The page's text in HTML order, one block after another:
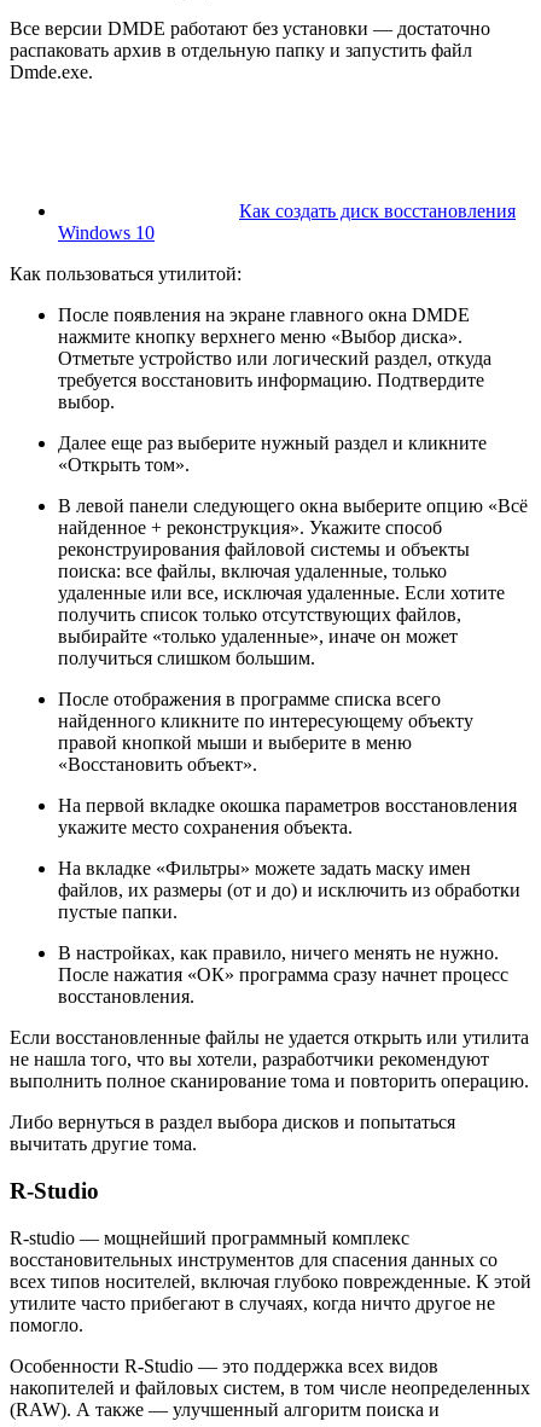
Все версии DMDE работают без установки — достаточно
распаковать архив в отдельную папку и запустить файл
Dmde.exe.
Как создать диск восстановления
Windows 10
Как пользоваться утилитой:
После появления на экране главного окна DMDE
нажмите кнопку верхнего меню «Выбор диска».
Отметьте устройство или логический раздел, откуда
требуется восстановить информацию. Подтвердите
выбор.
Далее еще раз выберите нужный раздел и кликните
«Открыть том».
В левой панели следующего окна выберите опцию «Всё
найденное + реконструкция». Укажите способ
реконструирования файловой системы и объекты
поиска: все файлы, включая удаленные, только
удаленные или все, исключая удаленные. Если хотите
получить список только отсутствующих файлов,
выбирайте «только удаленные», иначе он может
получиться слишком большим.
После отображения в программе списка всего
найденного кликните по интересующему объекту
правой кнопкой мыши и выберите в меню
«Восстановить объект».
На первой вкладке окошка параметров восстановления
укажите место сохранения объекта.
На вкладке «Фильтры» можете задать маску имен
файлов, их размеры (от и до) и исключить из обработки
пустые папки.
В настройках, как правило, ничего менять не нужно.
После нажатия «ОК» программа сразу начнет процесс
восстановления.
Если восстановленные файлы не удается открыть или утилита
не нашла того, что вы хотели, разработчики рекомендуют
выполнить полное сканирование тома и повторить операцию.
Либо вернуться в раздел выбора дисков и попытаться
вычитать другие тома.
R-Studio
R-studio — мощнейший программный комплекс
восстановительных инструментов для спасения данных со
всех типов носителей, включая глубоко поврежденные. К этой
утилите часто прибегают в случаях, когда ничто другое не
помогло.
Особенности R-Studio — это поддержка всех видов
накопителей и файловых систем, в том числе неопределенных
(RAW). А также — улучшенный алгоритм поиска и